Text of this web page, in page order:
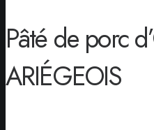
Pâté de porc
ARIÉGEOIS